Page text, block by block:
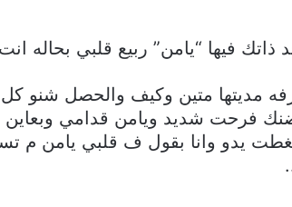
فيها “يامن” ربيع قلبي بحاله انت
مديتها متين وكيف والحصل شنو كل
فرحت شديد ويامن قدامي وبعاين
يدو وانا بقول ف قلبي يامن م